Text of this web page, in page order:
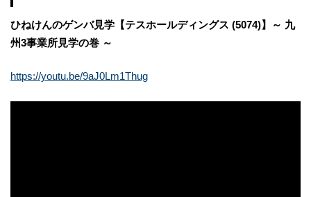
ひねけんのゲンバ見学【テスホールディングス (5074)】～ 九
州3事業所見学の巻 ～
https://youtu.be/9aJ0Lm1Thug